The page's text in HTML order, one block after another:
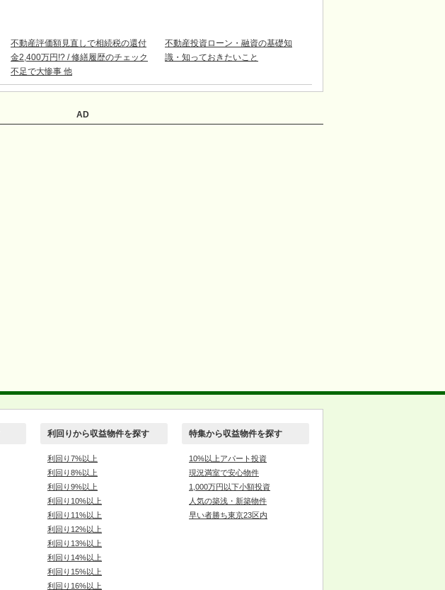
不動産評価額見直しで相続税の還付
金2,400万円!? / 修繕履歴のチェック
不足で大惨事 他
不動産投資ローン・融資の基礎知
識・知っておきたいこと
AD
利回りから収益物件を探す
利回り7%以上
利回り8%以上
利回り9%以上
利回り10%以上
利回り11%以上
利回り12%以上
利回り13%以上
利回り14%以上
利回り15%以上
利回り16%以上
特集から収益物件を探す
10%以上アパート投資
現況満室で安心物件
1,000万円以下小額投資
人気の築浅・新築物件
早い者勝ち東京23区内